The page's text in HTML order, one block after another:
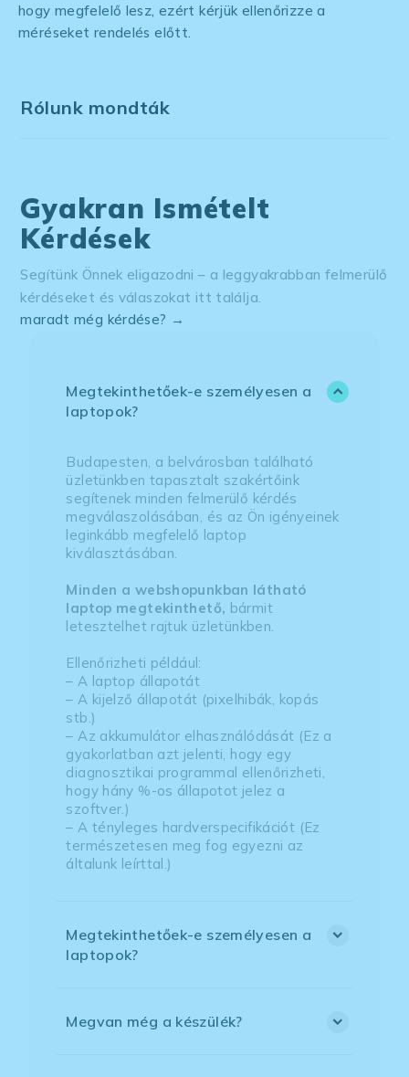
hogy megfelelő lesz, ezért kérjük ellenőrizze a
méréseket rendelés előtt.
Rólunk mondták
Gyakran Ismételt
Kérdések
Segítünk Önnek eligazodni – a leggyakrabban felmerülő
kérdéseket és válaszokat itt találja.
maradt még kérdése? →
Megtekinthetőek-e személyesen a
laptopok?
Budapesten, a belvárosban található
üzletünkben tapasztalt szakértőink
segítenek minden felmerülő kérdés
megválaszolásában, és az Ön igényeinek
leginkább megfelelő laptop
kiválasztásában.
Minden a webshopunkban látható
laptop megtekinthető, bármit
letesztelhet rajtuk üzletünkben.
Ellenőrizheti például:
– A laptop állapotát
– A kijelző állapotát (pixelhibák, kopás
stb.)
– Az akkumulátor elhasználódását (Ez a
gyakorlatban azt jelenti, hogy egy
diagnosztikai programmal ellenőrizheti,
hogy hány %-os állapotot jelez a
szoftver.)
– A tényleges hardverspecifikációt (Ez
természetesen meg fog egyezni az
általunk leírttal.)
Megtekinthetőek-e személyesen a
laptopok?
Megvan még a készülék?